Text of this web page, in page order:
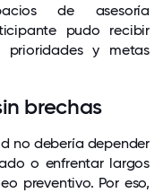
de asesoría
pudo recibir
prioridades y metas
brechas
no debería depender
o enfrentar largos
preventivo. Por eso,